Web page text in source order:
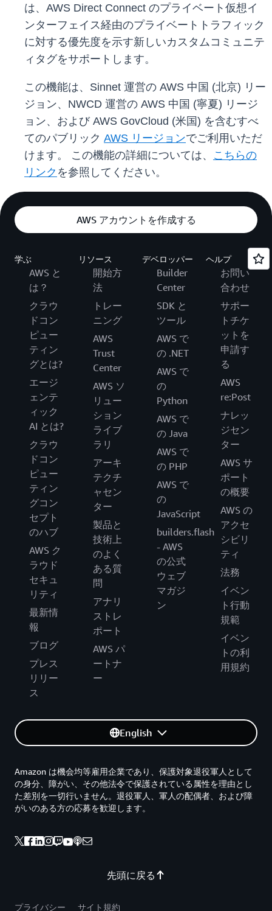
は、AWS Direct Connect のプライベート仮想イ
ンターフェイス経由のプライベートトラフィック
に対する優先度を示す新しいカスタムコミュニテ
ィタグをサポートします。
この機能は、Sinnet 運営の AWS 中国 (北京) リー
ジョン、NWCD 運営の AWS 中国 (寧夏) リージ
ョン、および AWS GovCloud (米国) を含むすべ
てのパブリック AWS リージョンでご利用いただ
けます。 この機能の詳細については、 こちらの
リンク を参照してください。
AWS アカウントを作成する
学ぶ
AWS と
は？
クラウ
ドコン
ピュー
ティン
グとは?
エージ
ェンテ
ィック
AI とは?
クラウ
ドコン
ピュー
ティン
グコン
セプト
のハブ
AWS ク
ラウド
セキュ
リティ
最新情
報
ブログ
プレス
リリー
ス
リソース
開始方
法
トレー
ニング
AWS
Trust
Center
AWS ソ
リュー
ション
ライブ
ラリ
アーキ
テクチ
ャセン
ター
製品と
技術上
のよく
ある質
問
アナリ
ストレ
ポート
AWS パ
ートナ
ー
デベロッパー
Builder
Center
SDK と
ツール
AWS で
の .NET
AWS で
の
Python
AWS で
の Java
AWS で
の PHP
AWS で
の
JavaScript
builders.flash
- AWS
の公式
ウェブ
マガジ
ン
ヘルプ
お問い
合わせ
サポー
トチケ
ットを
申請す
る
AWS
re:Post
ナレッ
ジセン
ター
AWS サ
ポート
の概要
AWS の
アクセ
シビリ
ティ
法務
イベン
ト行動
規範
イベン
トの利
用規約
English
先頭に戻る
Amazon は機会均等雇用企業であり、保護対象退役軍人として
の身分、障がい、その他法令で保護されている属性を理由とし
た差別を一切行いません。退役軍人、軍人の配偶者、および障
がいのある方の応募を歓迎します。
プライバシー サイト規約